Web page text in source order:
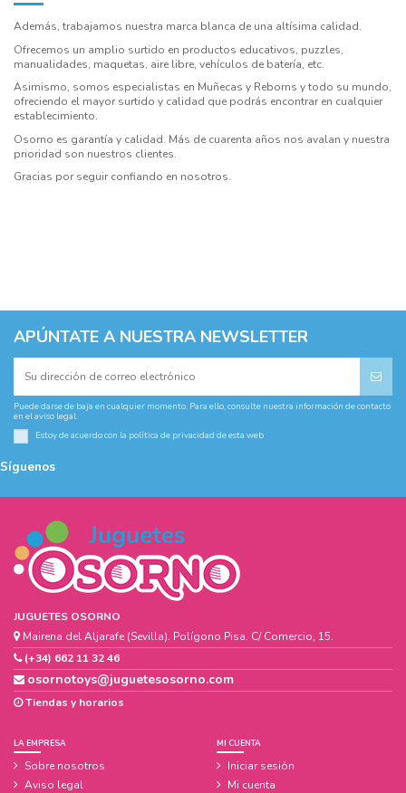
Además, trabajamos nuestra marca blanca de una altísima calidad.
Ofrecemos un amplio surtido en productos educativos, puzzles,
manualidades, maquetas, aire libre, vehículos de batería, etc.
Asimismo, somos especialistas en Muñecas y Reborns y todo su mundo,
ofreciendo el mayor surtido y calidad que podrás encontrar en cualquier
establecimiento.
Osorno es garantía y calidad. Más de cuarenta años nos avalan y nuestra
prioridad son nuestros clientes.
Gracias por seguir confiando en nosotros.
APÚNTATE A NUESTRA NEWSLETTER
Puede darse de baja en cualquier momento. Para ello, consulte nuestra información de contacto
en el aviso legal.
Estoy de acuerdo con la política de privacidad de esta web
Síguenos
JUGUETES OSORNO
Mairena del Aljarafe (Sevilla). Polígono Pisa. C/ Comercio, 15.
(+34) 662 11 32 46
osornotoys@juguetesosorno.com
Tiendas y horarios
LA EMPRESA
Sobre nosotros
Aviso legal
MI CUENTA
Iniciar sesión
Mi cuenta